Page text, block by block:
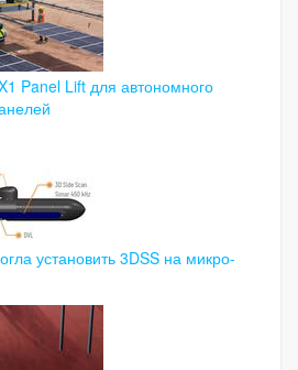
Panel Lift для автономного
установить 3DSS на микро-